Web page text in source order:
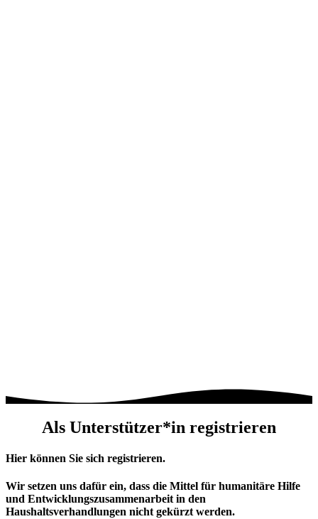
Als Unter­stützer*in registrieren
Hier können Sie sich registrieren.
Wir setzen uns dafür ein, dass die Mittel für humanitäre Hilfe
und Entwicklungszusammenarbeit in den
Haushaltsverhandlungen nicht gekürzt werden.